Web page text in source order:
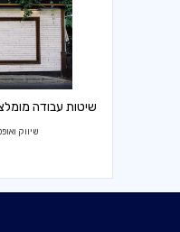
שיטות עבודה
שיווק